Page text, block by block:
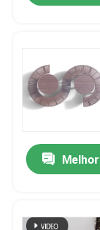
Para casa